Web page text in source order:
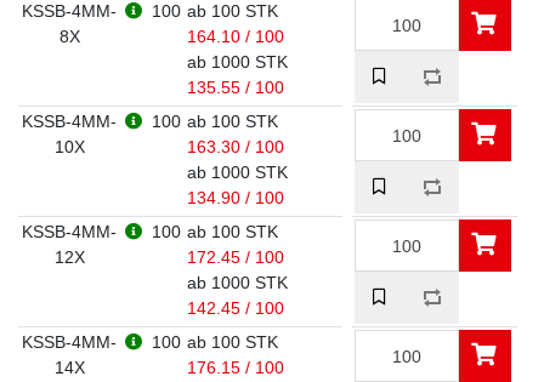
KSSB-4MM-
8X
100 ab 100 STK
164.10 / 100
ab 1000 STK
135.55 / 100
KSSB-4MM-
10X
100 ab 100 STK
163.30 / 100
ab 1000 STK
134.90 / 100
KSSB-4MM-
12X
100 ab 100 STK
172.45 / 100
ab 1000 STK
142.45 / 100
KSSB-4MM-
14X
100 ab 100 STK
176.15 / 100